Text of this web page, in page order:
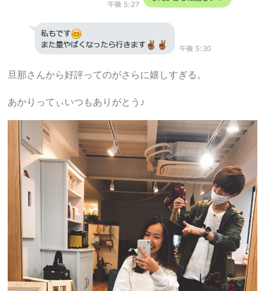
旦那さんから好評ってのがさらに嬉しすぎる。
あかりってぃいつもありがとう♪